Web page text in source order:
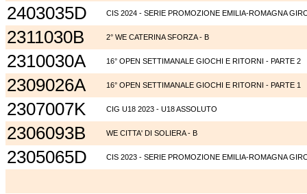
2403035D CIS 2024 - SERIE PROMOZIONE EMILIA-ROMAGNA
2311030B 2° WE CATERINA SFORZA - B
2310030A 16° OPEN SETTIMANALE GIOCHI E RITORNI - PARTE 2
2309026A 16° OPEN SETTIMANALE GIOCHI E RITORNI - PARTE 1
2307007K CIG U18 2023 - U18 ASSOLUTO
2306093B WE CITTA' DI SOLIERA - B
2305065D CIS 2023 - SERIE PROMOZIONE EMILIA-ROMAGNA